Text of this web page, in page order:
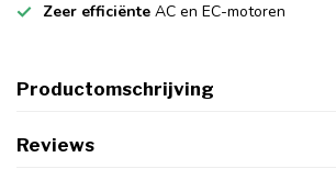
Zeer efficiënte AC en EC-motoren
Productomschrijving
Reviews